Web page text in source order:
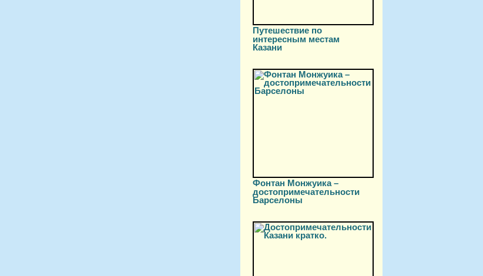
Путешествие по
интересным местам
Казани
Фонтан Монжуика –
достопримечательности
Барселоны